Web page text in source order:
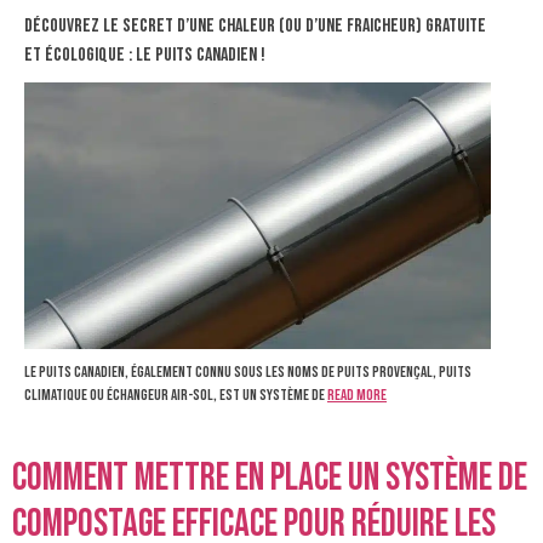
Découvrez le secret d’une chaleur (ou d’une fraicheur) gratuite
et écologique : le puits canadien !
Le puits canadien, également connu sous les noms de puits provençal, puits
climatique ou échangeur air-sol, est un système deRead more
Comment mettre en place un système de
compostage efficace pour réduire les